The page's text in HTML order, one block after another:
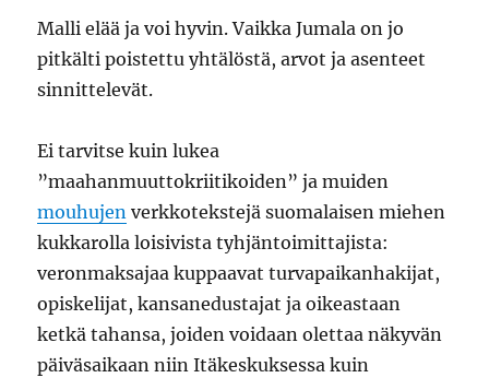
Malli elää ja voi hyvin. Vaikka Jumala on jo
pitkälti poistettu yhtälöstä, arvot ja asenteet
sinnittelevät.
Ei tarvitse kuin lukea
”maahanmuuttokriitikoiden” ja muiden
mouhujen verkkotekstejä suomalaisen miehen
kukkarolla loisivista tyhjäntoimittajista:
veronmaksajaa kuppaavat turvapaikanhakijat,
opiskelijat, kansanedustajat ja oikeastaan
ketkä tahansa, joiden voidaan olettaa näkyvän
päiväsaikaan niin Itäkeskuksessa kuin